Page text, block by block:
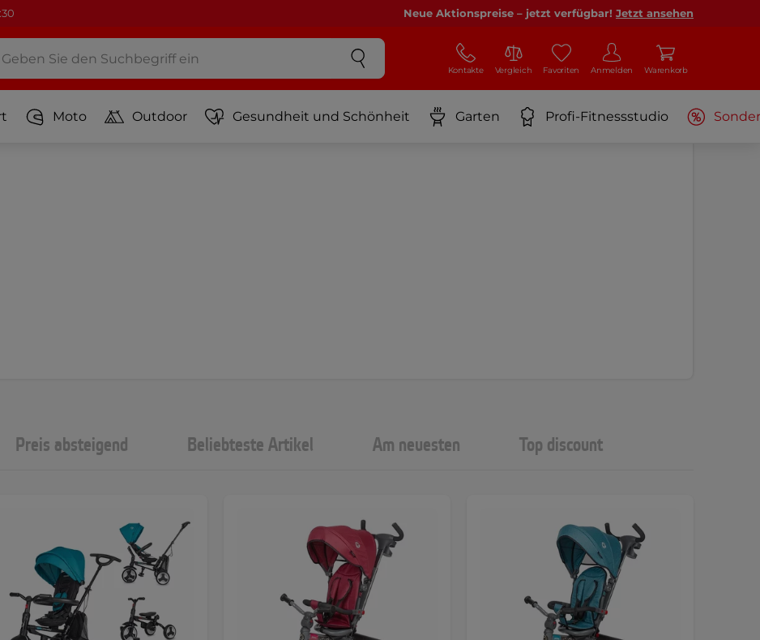
Neue Aktionspreise – jetzt verfügbar! Jetzt ansehen
Kontakte Vergleich Favoriten Anmelden Warenkorb
Moto Outdoor Gesundheit und Schönheit Garten Profi-Fitnessstudio
Preis absteigend Beliebteste Artikel Am neuesten Top discount